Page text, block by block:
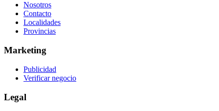
Nosotros
Contacto
Localidades
Provincias
Marketing
Publicidad
Verificar negocio
Legal